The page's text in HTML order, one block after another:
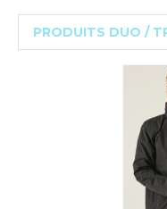
- BLOUSON
PRODUITS DUO /